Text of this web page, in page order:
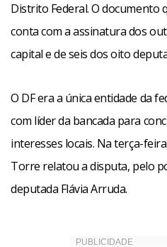
Distrito Federal. O documento
conta com a assinatura dos
capital e de seis dos oito
O DF era a única entidade da
com líder da bancada para
interesses locais. Na terça-
Torre relatou a disputa, pelo
deputada Flávia Arruda.